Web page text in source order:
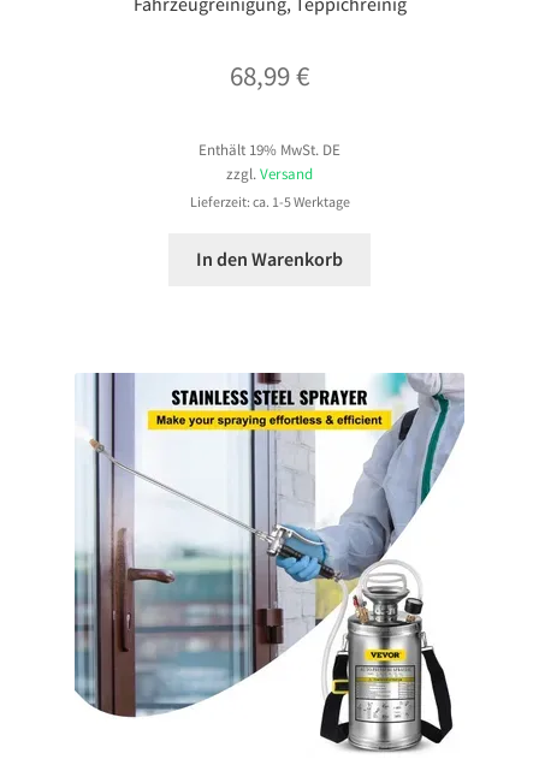
68,99€
Enthält 19% MwSt. DE
zzgl. Versand
Lieferzeit: ca. 1-5 Werktage
In den Warenkorb